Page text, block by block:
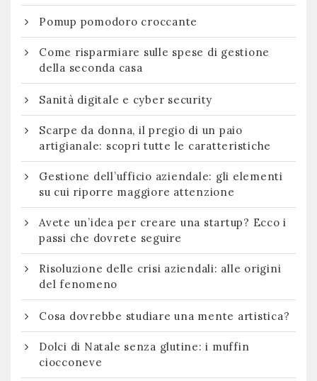
Pomup pomodoro croccante
Come risparmiare sulle spese di gestione
della seconda casa
Sanità digitale e cyber security
Scarpe da donna, il pregio di un paio
artigianale: scopri tutte le caratteristiche
Gestione dell’ufficio aziendale: gli elementi
su cui riporre maggiore attenzione
Avete un’idea per creare una startup? Ecco i
passi che dovrete seguire
Risoluzione delle crisi aziendali: alle origini
del fenomeno
Cosa dovrebbe studiare una mente artistica?
Dolci di Natale senza glutine: i muffin
ciocconeve